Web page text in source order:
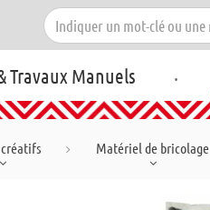
Travaux Manuels .
Matériel de bricolage